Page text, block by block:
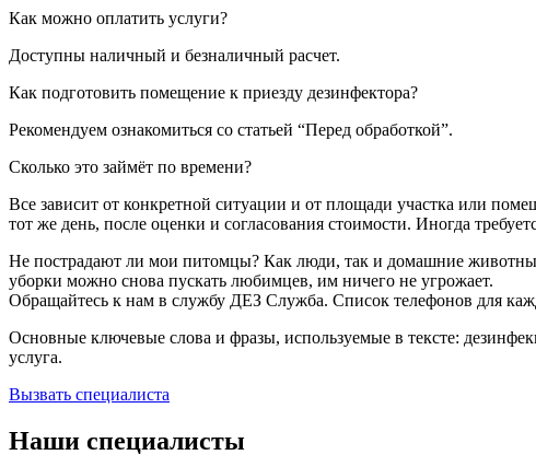
Как можно оплатить услуги?
Доступны наличный и безналичный расчет.
Как подготовить помещение к приезду дезинфектора?
Рекомендуем ознакомиться со статьей “Перед обработкой”.
Сколько это займёт по времени?
Все зависит от конкретной ситуации и от площади участка или
тот же день, после оценки и согласования стоимости. Иногда
Не пострадают ли мои питомцы? Как люди, так и домашние
уборки можно снова пускать любимцев, им ничего не угрожает.
Обращайтесь к нам в службу ДЕЗ Служба. Список телефонов для
Основные ключевые слова и фразы, используемые в тексте:
услуга.
Вызвать специалиста
Наши специалисты